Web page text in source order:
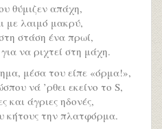
θύμιζεν απάχη,
με λαιμό μακρύ,
στάση ένα πρωί,
να ριχτεί στη μάχη.
μέσα του είπε «όρμα!»,
νά ’ρθει εκείνο το S,
και άγριες ηδονές,
κήτους την πλατφόρμα.